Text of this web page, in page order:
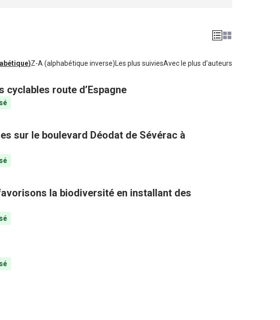
Z-A (alphabétique inverse) Les plus suiviesAvec le plus d'auteurs
route d’Espagne
sur le boulevard Déodat de Sévérac à
la biodiversité en installant des